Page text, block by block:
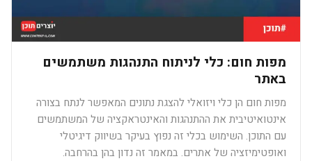
מפות חום: כלי לניתוח התנהגות משתמשים
באתר
מפות חום הן כלי ויזואלי להצגת נתונים המאפשר לנתח בצורה
אינטואיטיבית את ההתנהגות והאינטראקציה של המשתמשים
עם התוכן. השימוש בכלי זה נפוץ בעיקר בשיווק דיגיטלי
ואופטימיזציה של אתרים. במאמר זה נדון בהן בהרחבה.